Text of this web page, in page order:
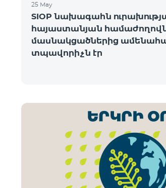
25 May
SIOP նախագահն
հայաստանյան
մասնակցածներից
տպավորիչն էր